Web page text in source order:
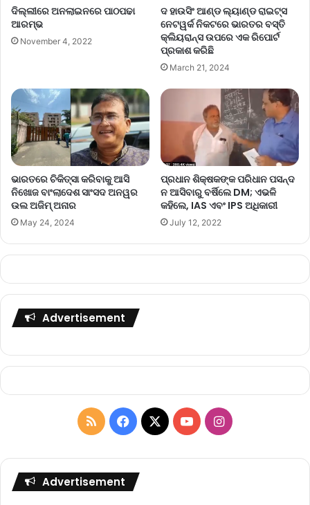
ଦିଲ୍ଲୀରେ ଅନଲାଇନରେ ପାଠପଢା
ଆରମ୍ଭ
November 4, 2022
ଦ ହାଉସିଂ ଆଣ୍ଡ ଲ୍ୟାଣ୍ଡ ରାଇଟ୍ସ
ନେଟୱର୍କ ନିକଟରେ ଭାରତର ବସ୍ତି
କ୍ଲିୟରାନ୍ସ ଉପରେ ଏକ ରିପୋର୍ଟ
ପ୍ରକାଶ କରିଛି
March 21, 2024
ଭାରତରେ ଚିକିତ୍ସା କରିବାକୁ ଆସି
ନିଖୋଜ ବାଂଲାଦେଶ ସାଂସଦ ଅନୱର
ଉଲ ଅଜିମ୍ ଅନାର
May 24, 2024
ପ୍ରଧାନ ଶିକ୍ଷକଙ୍କ ପରିଧାନ ପସନ୍ଦ
ନ ଆସିବାରୁ ବର୍ଷିଲେ DM; ଏଭଳି
କହିଲେ, IAS ଏବଂ IPS ଅଧିକାରୀ
July 12, 2022
Advertisement
R
S
F
c
X
Y
I
Advertisement